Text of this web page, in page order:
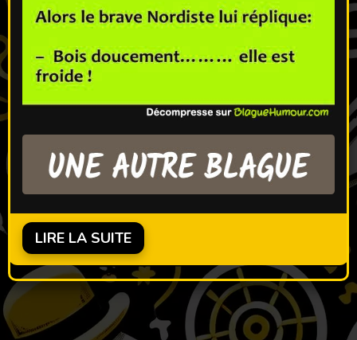
LIRE LA SUITE